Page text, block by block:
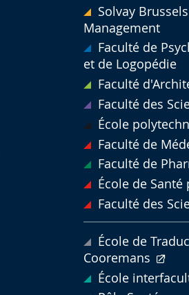
Solvay
Management
Faculté de
et de Logopédie
Faculté
Faculté des
École
Faculté de
Faculté de
École de
Faculté des
École de
Cooremans
École